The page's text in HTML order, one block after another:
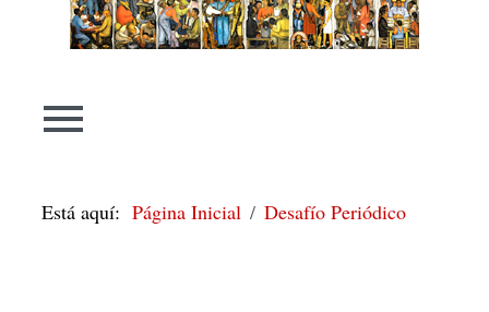
Está aquí:Página Inicial Desafío Periódico